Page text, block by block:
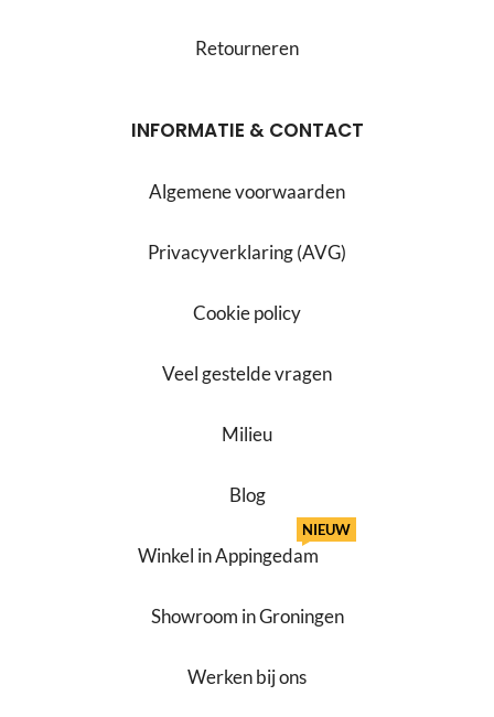
Retourneren
INFORMATIE & CONTACT
Algemene voorwaarden
Privacyverklaring (AVG)
Cookie policy
Veel gestelde vragen
Milieu
Blog
Winkel in Appingedam
NIEUW
Showroom in Groningen
Werken bij ons